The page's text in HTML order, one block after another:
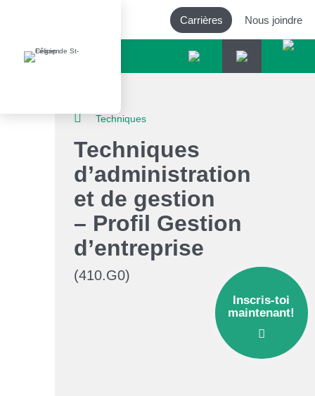
Carrières Nous joindre
Augmenter le texte
Diminuer le texte
Niveau de gris
Contraste élevé
Techniques
Techniques
d’administration
et de gestion
– Profil Gestion
d’entreprise
(410.G0)
Inscris-toi
maintenant!